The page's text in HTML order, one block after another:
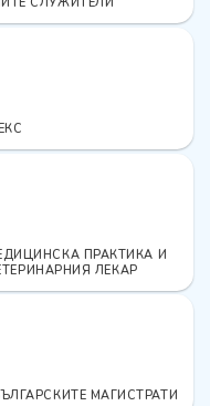
ПРАКТИКА И
ЛЕКАР
МАГИСТРАТИ